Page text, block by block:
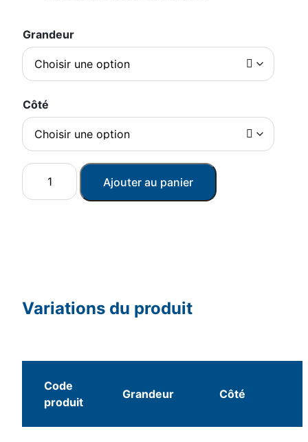
Grandeur
Côté
quantité
Immobilisateur
Ajouter au panier
Variations du produit
Code
produit
Grandeur Côté